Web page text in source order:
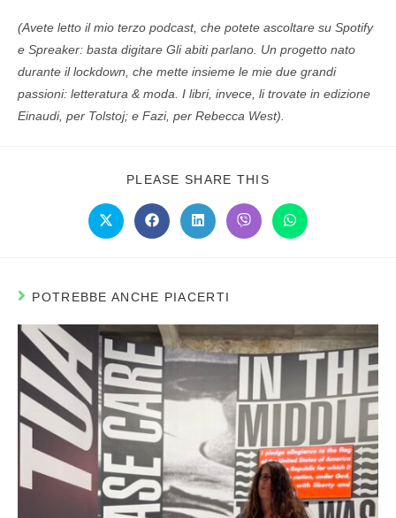
(Avete letto il mio terzo podcast, che potete ascoltare su Spotify
e Spreaker: basta digitare Gli abiti parlano. Un progetto nato
durante il lockdown, che mette insieme le mie due grandi
passioni: letteratura & moda. I libri, invece, li trovate in edizione
Einaudi, per Tolstoj; e Fazi, per Rebecca West).
PLEASE SHARE THIS
POTREBBE ANCHE PIACERTI